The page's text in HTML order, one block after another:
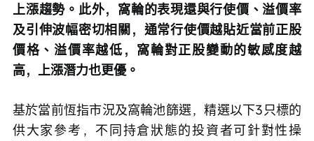
上漲趨勢。此外，窩輪的表現還與行使價、溢價率
及引伸波幅密切相關，通常行使價越貼近當前正股
價格、溢價率越低，窩輪對正股變動的敏感度越
高，上漲潛力也更優。
基於當前恆指市況及窩輪池篩選，精選以下3只標的
供大家參考，不同持倉狀態的投資者可針對性操